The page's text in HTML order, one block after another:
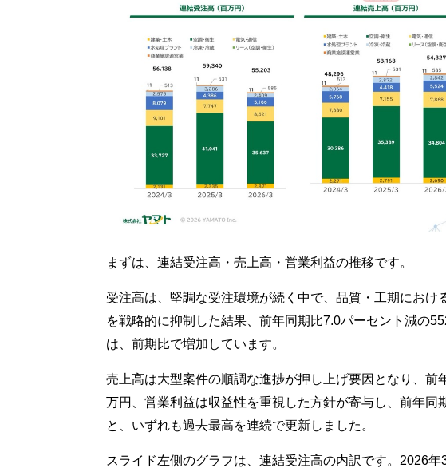
まずは、連結受注高・売上高・営業利益の推移です。
受注高は、堅調な受注環境が続く中で、品質・工期におけ
を戦略的に抑制した結果、前年同期比7.0パーセント減の
は、前期比で増加しています。
売上高は大型案件の順調な進捗が押し上げ要因となり、前
万円、営業利益は収益性を重視した方針が寄与し、前年同
と、いずれも過去最高を連続で更新しました。
スライド左側のグラフは、連結受注高の内訳です。2026